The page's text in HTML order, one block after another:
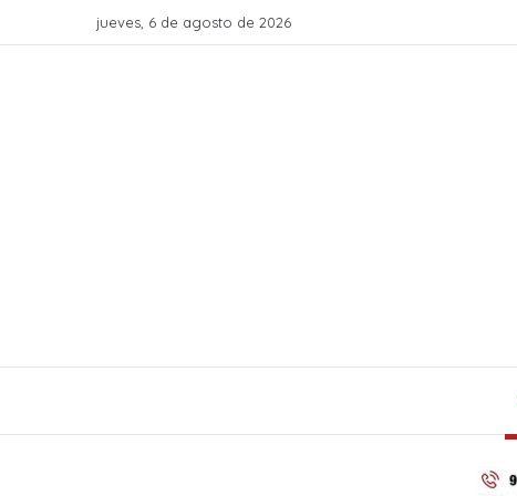
jueves, 6 de agosto de 2026